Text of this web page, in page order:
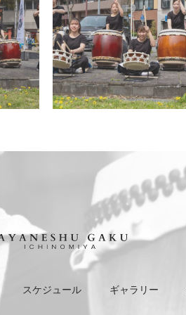
スケジュール ギャラリー